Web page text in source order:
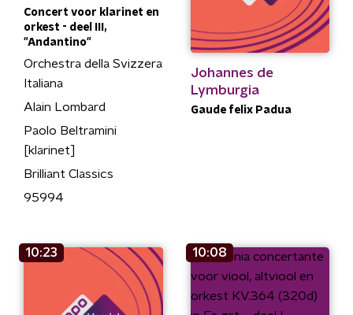
Concert voor klarinet en
orkest - deel III,
"Andantino"
Orchestra della Svizzera
Italiana
Alain Lombard
Paolo Beltramini
[klarinet]
Brilliant Classics
95994
Johannes de
Lymburgia
Gaude felix Padua
10:23 10:08